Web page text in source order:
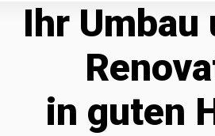
Ihr Umbau
in guten